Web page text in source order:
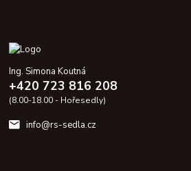
Ing. Simona Koutná
+420 723 816 208
(8.00-18.00 - Hořesedly)
info@rs-sedla.cz